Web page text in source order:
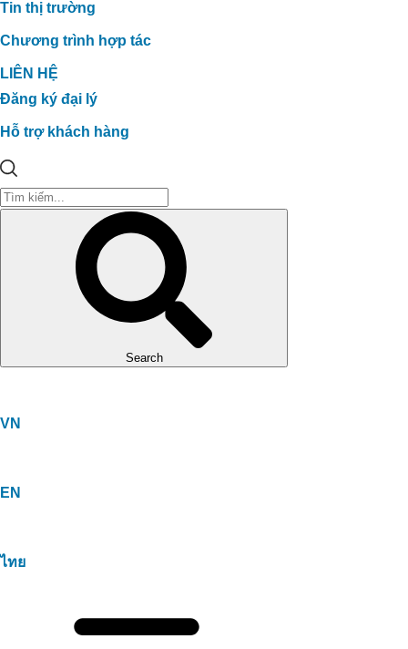
Tin thị trường
Chương trình hợp tác
LIÊN HỆ
Đăng ký đại lý
Hỗ trợ khách hàng
Search
VN
EN
ไทย